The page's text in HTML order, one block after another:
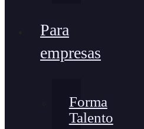
Para
empresas
Forma
Talento